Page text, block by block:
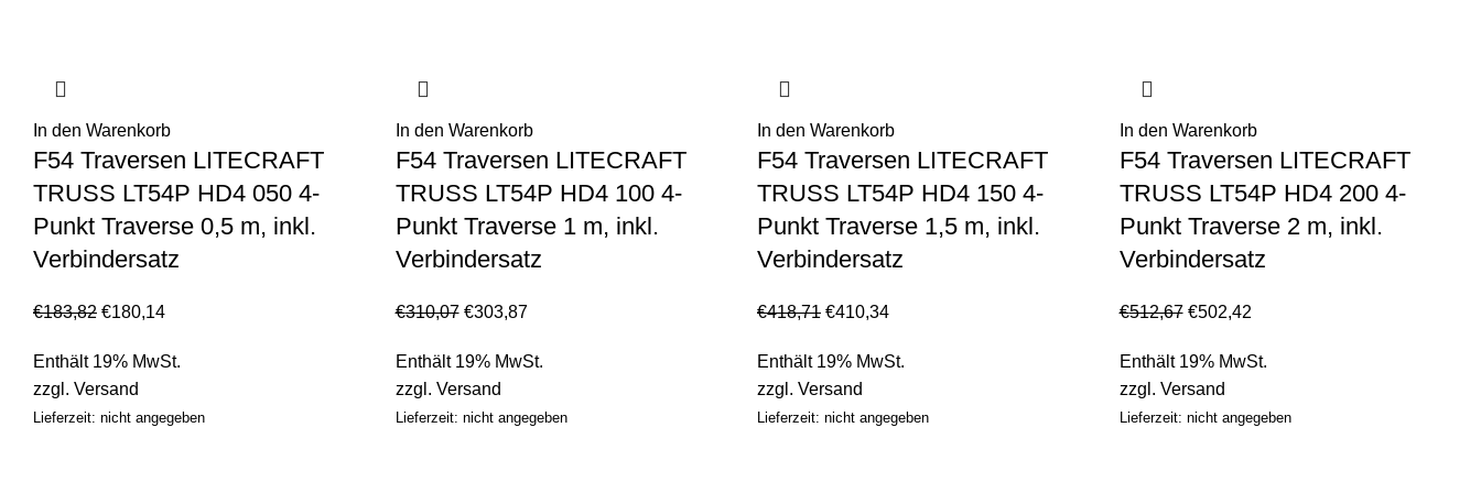
In den Warenkorb
F54 Traversen LITECRAFT
TRUSS LT54P HD4 050 4-
Punkt Traverse 0,5 m, inkl.
Verbindersatz
€183,82 €180,14
Enthält 19% MwSt.
zzgl. Versand
Lieferzeit: nicht angegeben
In den Warenkorb
F54 Traversen LITECRAFT
TRUSS LT54P HD4 100 4-
Punkt Traverse 1 m, inkl.
Verbindersatz
€310,07 €303,87
Enthält 19% MwSt.
zzgl. Versand
Lieferzeit: nicht angegeben
In den Warenkorb
F54 Traversen LITECRAFT
TRUSS LT54P HD4 150 4-
Punkt Traverse 1,5 m, inkl.
Verbindersatz
€418,71 €410,34
Enthält 19% MwSt.
zzgl. Versand
Lieferzeit: nicht angegeben
In den Warenkorb
F54 Traversen LITECRAFT
TRUSS LT54P HD4 200 4-
Punkt Traverse 2 m, inkl.
Verbindersatz
€512,67 €502,42
Enthält 19% MwSt.
zzgl. Versand
Lieferzeit: nicht angegeben